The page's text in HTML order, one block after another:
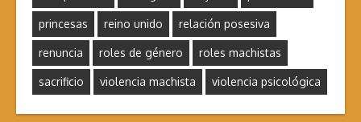
princesas reino unido relación posesiva
renuncia roles de género roles machistas
sacrificio violencia machista violencia psicológica